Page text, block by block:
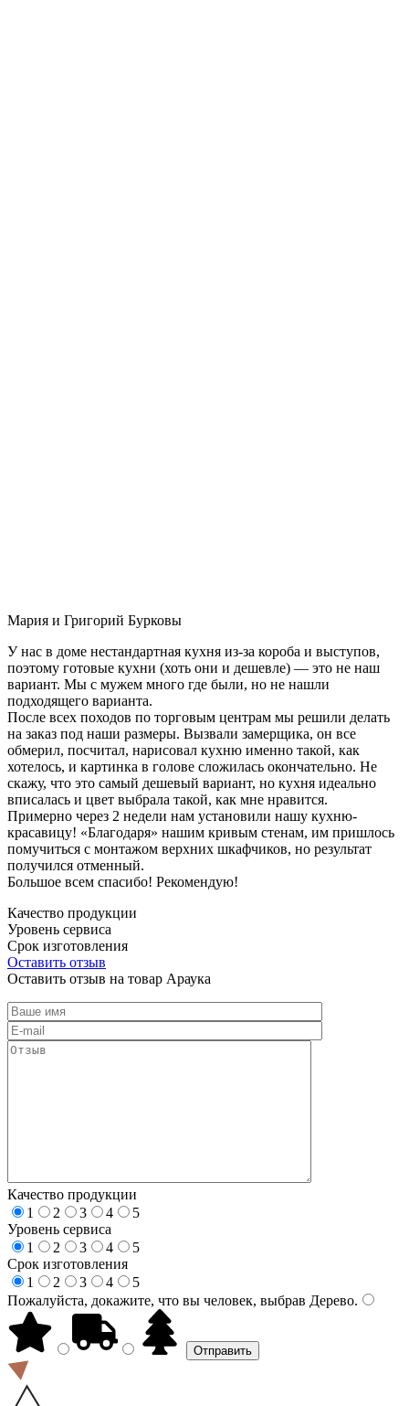
Мария и Григорий Бурковы
У нас в доме нестандартная кухня из-за короба и выступов,
поэтому готовые кухни (хоть они и дешевле) — это не наш
вариант. Мы с мужем много где были, но не нашли
подходящего варианта.
После всех походов по торговым центрам мы решили делать
на заказ под наши размеры. Вызвали замерщика, он все
обмерил, посчитал, нарисовал кухню именно такой, как
хотелось, и картинка в голове сложилась окончательно. Не
скажу, что это самый дешевый вариант, но кухня идеально
вписалась и цвет выбрала такой, как мне нравится.
Примерно через 2 недели нам установили нашу кухню-
красавицу! «Благодаря» нашим кривым стенам, им пришлось
помучиться с монтажом верхних шкафчиков, но результат
получился отменный.
Большое всем спасибо! Рекомендую!
Качество продукции
Уровень сервиса
Срок изготовления
Оставить отзыв
Оставить отзыв на товар Араука
Качество продукции
1
2 3 4
5
Уровень сервиса
1
2 3 4
5
Срок изготовления
1
2 3 4
5
Пожалуйста, докажите, что вы человек, выбрав Дерево.